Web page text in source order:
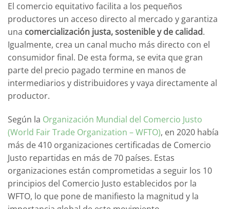
El comercio equitativo facilita a los pequeños
productores un acceso directo al mercado y garantiza
una comercialización justa, sostenible y de calidad.
Igualmente, crea un canal mucho más directo con el
consumidor final. De esta forma, se evita que gran
parte del precio pagado termine en manos de
intermediarios y distribuidores y vaya directamente al
productor.
Según la Organización Mundial del Comercio Justo
(World Fair Trade Organization – WFTO), en 2020 había
más de 410 organizaciones certificadas de Comercio
Justo repartidas en más de 70 países. Estas
organizaciones están comprometidas a seguir los 10
principios del Comercio Justo establecidos por la
WFTO, lo que pone de manifiesto la magnitud y la